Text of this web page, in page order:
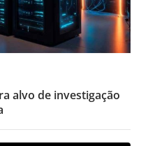
alvo de investigação